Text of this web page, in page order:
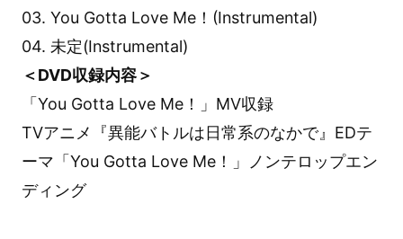
03. You Gotta Love Me！(Instrumental)
04. 未定(Instrumental)
＜DVD収録内容＞
「You Gotta Love Me！」MV収録
TVアニメ『異能バトルは日常系のなかで』EDテ
ーマ「You Gotta Love Me！」ノンテロップエン
ディング